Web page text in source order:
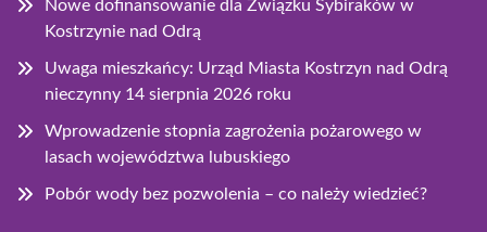
Nowe dofinansowanie dla Związku Sybiraków w
Kostrzynie nad Odrą
Uwaga mieszkańcy: Urząd Miasta Kostrzyn nad Odrą
nieczynny 14 sierpnia 2026 roku
Wprowadzenie stopnia zagrożenia pożarowego w
lasach województwa lubuskiego
Pobór wody bez pozwolenia – co należy wiedzieć?